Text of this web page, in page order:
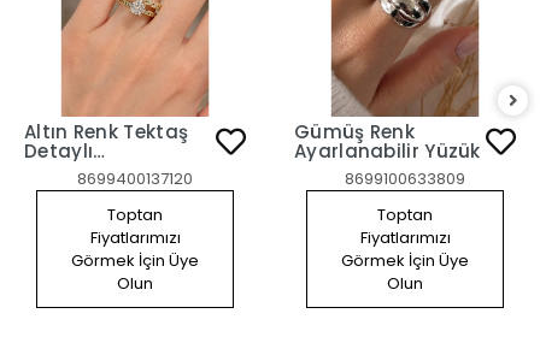
Altın Renk Tektaş
Detaylı
Ayarlanabilir Yüzük
8699400137120
Toptan
Fiyatlarımızı
Görmek İçin Üye
Olun
Gümüş Renk
Ayarlanabilir Yüzük
8699100633809
Toptan
Fiyatlarımızı
Görmek İçin Üye
Olun